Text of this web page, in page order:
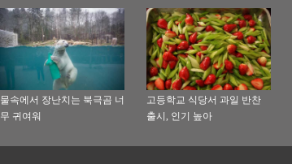
물속에서 장난치는 북극곰 너
무 귀여워
고등학교 식당서 과일 반찬
출시, 인기 높아